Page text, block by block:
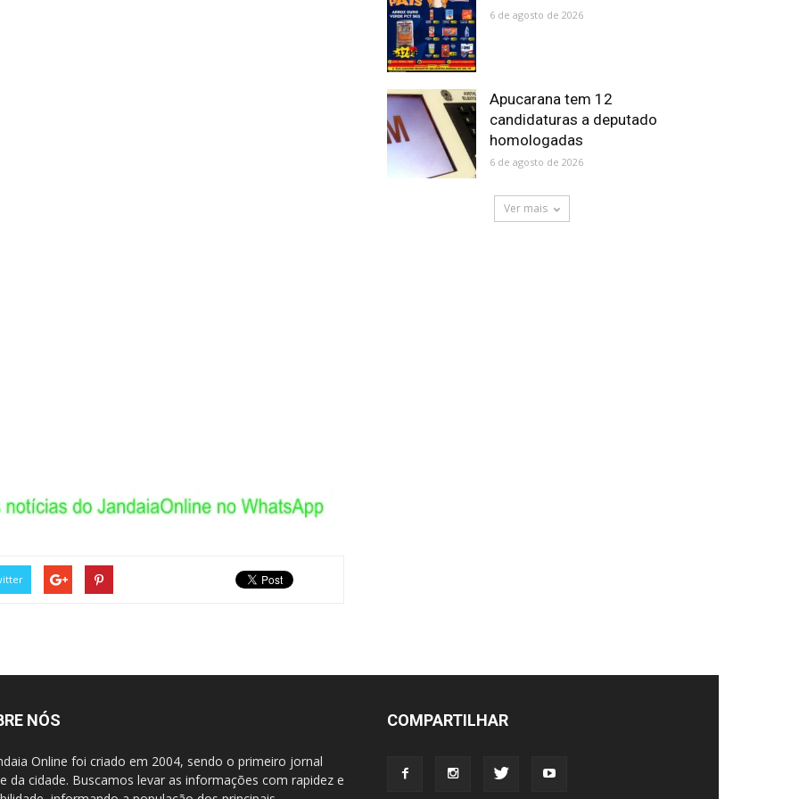
6 de agosto de 2026
Apucarana tem 12
candidaturas a deputado
homologadas
6 de agosto de 2026
Ver mais
NÓS
Online foi criado em 2004, sendo o primeiro jornal
da cidade. Buscamos levar as informações com rapidez e
COMPARTILHAR